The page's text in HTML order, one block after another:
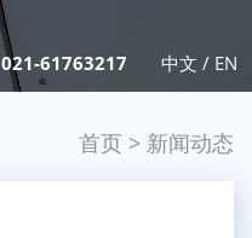
021-61763217 中文 / EN
首页 > 新闻动态